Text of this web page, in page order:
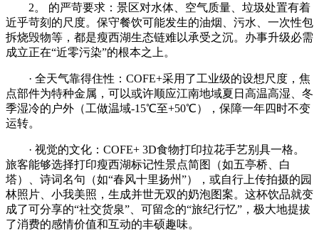
2。 的严苛要求：景区对水体、空气质量、垃圾处置有着
近乎苛刻的尺度。保守餐饮可能发生的油烟、污水、一次性包
拆烧毁物等，都是瘦西湖生态链难以承受之沉。办事升级必需
成立正在“近零污染”的根本之上。
· 全天气靠得住性：COFE+采用了工业级的设想尺度，焦
点部件为特种金属，可以或许顺应江南地域夏日高温高湿、冬
季湿冷的户外（工做温域-15℃至+50℃），保障一年四时不变
运转。
· 视觉的文化：COFE+ 3D食物打印拉花手艺别具一格。
旅客能够选择打印瘦西湖标记性景点简图（如五亭桥、白
塔）、诗词名句（如“春风十里扬州”），或自行上传拍摄的园
林照片、小我美照，生成并世无双的奶泡图案。这杯饮品就变
成了可分享的“社交货泉”、可留念的“旅纪行忆”，极大地提拔
了消费的感情价值和互动的丰硕趣味。